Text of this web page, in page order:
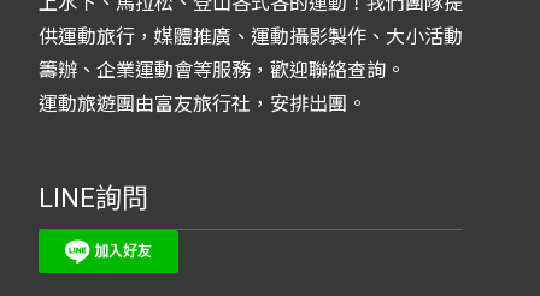
供運動旅行，媒體推廣、運動攝影製作、大小活動
籌辦、企業運動會等服務，歡迎聯絡查詢。
運動旅遊團由富友旅行社，安排出團。
LINE詢問